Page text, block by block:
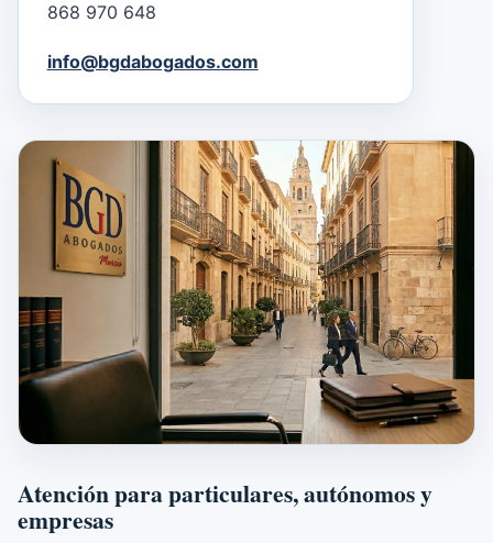
868 970 648
info@bgdabogados.com
Atención para particulares, autónomos y
empresas